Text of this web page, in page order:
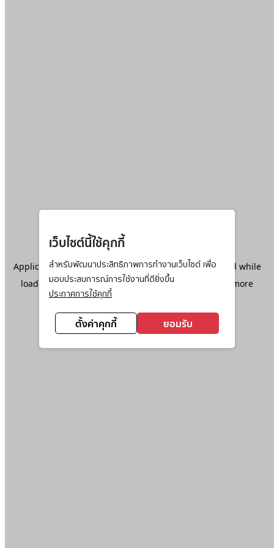
เว็บไซต์นี้ใช้คุกกี้
สำหรับพัฒนาประสิทธิภาพการทำงานเว็บไซต์ เพื่อ
มอบประสบการณ์การใช้งานที่ดียิ่งขึ้น
ประกาศการใช้คุกกี้
ตั้งค่าคุกกี้ ยอมรับ
Application error: aclient-side exception has occurred while
loadingwww.ktc.co.th(see the browser console
for more
information).